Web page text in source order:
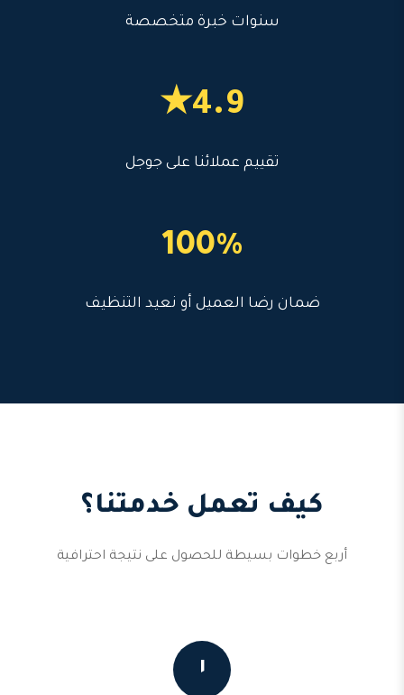
سنوات خبرة متخصصة
4.9★
تقييم عملائنا على جوجل
100%
ضمان رضا العميل أو نعيد التنظيف
كيف تعمل خدمتنا؟
أربع خطوات بسيطة للحصول على نتيجة احترافية
١